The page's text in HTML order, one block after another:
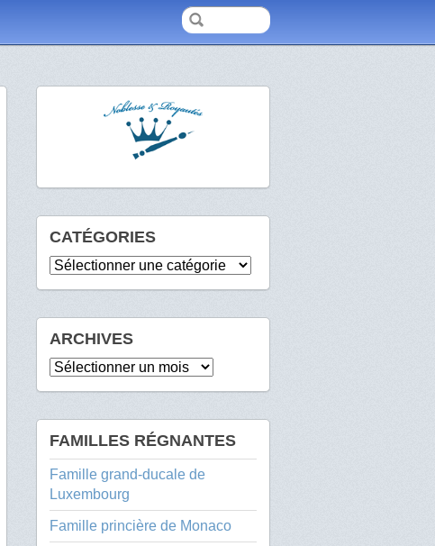
CATÉGORIES
Catégories
ARCHIVES
Archives
FAMILLES RÉGNANTES
Famille grand-ducale de
Luxembourg
Famille princière de Monaco